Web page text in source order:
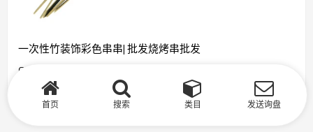
一次性竹装饰彩色串串| 批发烧烤串批发
Greenwood 的一次性烧烤串采用环保材料制成。
首页 搜索 类目 发送询盘